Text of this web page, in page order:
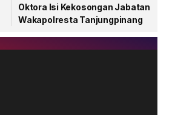
Oktora Isi Kekosongan Jabatan
Wakapolresta Tanjungpinang